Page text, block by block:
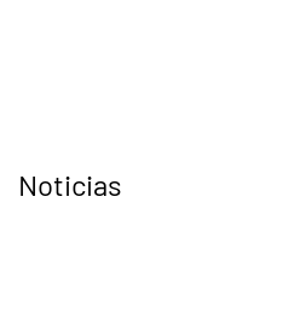
Noticias